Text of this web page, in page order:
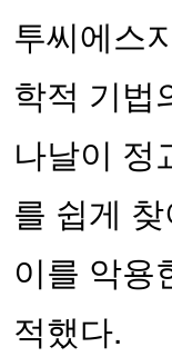
투씨에스
학적 기법
나날이 정
를 쉽게
이를 악용
적했다.